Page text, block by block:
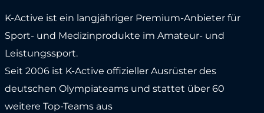
K-Active ist ein langjähriger Premium-Anbieter für
Sport- und Medizinprodukte im Amateur- und
Leistungssport.
Seit 2006 ist K-Active offizieller Ausrüster des
deutschen Olympiateams und stattet über 60
weitere Top-Teams aus